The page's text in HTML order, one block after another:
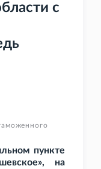
с
пункте
на